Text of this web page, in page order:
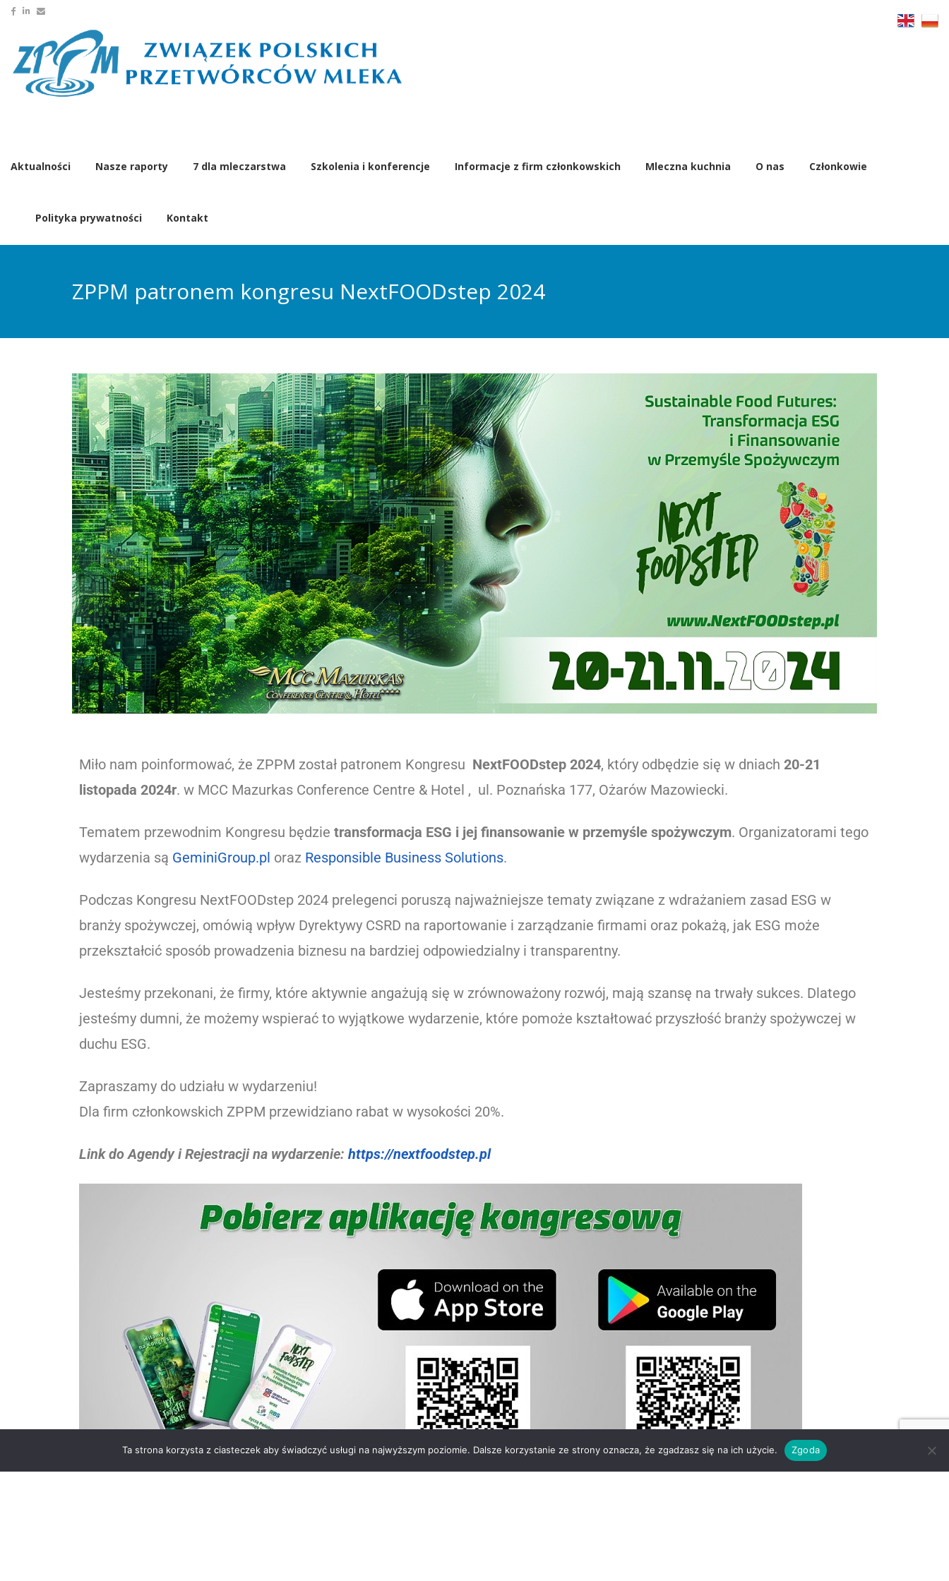
Aktualności Nasze raporty 7 dla mleczarstwa Szkolenia i konferencje Informacje z firm członkowskich Mleczna kuchnia O nas Członkowie
Polityka prywatności Kontakt
ZPPM patronem kongresu NextFOODstep 2024
Miło nam poinformować, że ZPPM został patronem Kongresu NextFOODstep 2024, który odbędzie się w dniach 20-21
listopada 2024r. w MCC Mazurkas Conference Centre & Hotel , ul. Poznańska 177, Ożarów Mazowiecki.
Tematem przewodnim Kongresu będzie transformacja ESG i jej finansowanie w przemyśle spożywczym. Organizatorami tego
wydarzenia są GeminiGroup.pl oraz Responsible Business Solutions.
Podczas Kongresu NextFOODstep 2024 prelegenci poruszą najważniejsze tematy związane z wdrażaniem zasad ESG w
branży spożywczej, omówią wpływ Dyrektywy CSRD na raportowanie i zarządzanie firmami oraz pokażą, jak ESG może
przekształcić sposób prowadzenia biznesu na bardziej odpowiedzialny i transparentny.
Jesteśmy przekonani, że firmy, które aktywnie angażują się w zrównoważony rozwój, mają szansę na trwały sukces. Dlatego
jesteśmy dumni, że możemy wspierać to wyjątkowe wydarzenie, które pomoże kształtować przyszłość branży spożywczej w
duchu ESG.
Zapraszamy do udziału w wydarzeniu!
Dla firm członkowskich ZPPM przewidziano rabat w wysokości 20%.
Link do Agendy i Rejestracji na wydarzenie: https://nextfoodstep.pl
Ta strona korzysta z ciasteczek aby świadczyć usługi na najwyższym poziomie. Dalsze korzystanie ze strony oznacza, że zgadzasz się na ich użycie. Zgoda